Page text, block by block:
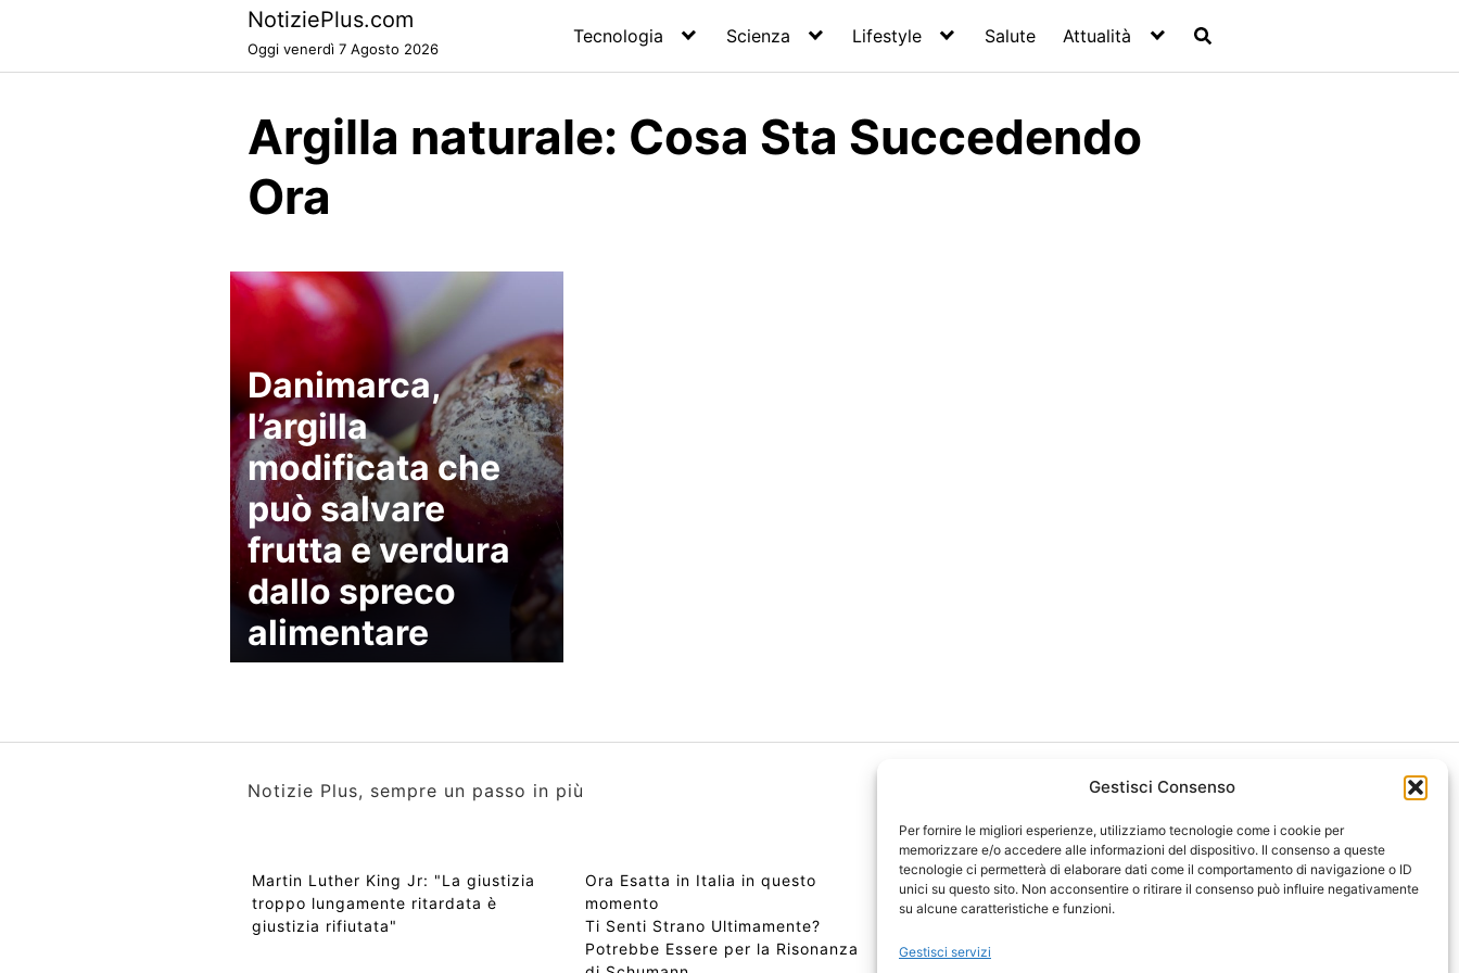
Gestisci Consenso
Per fornire le migliori esperienze, utilizziamo tecnologie come i cookie per
memorizzare e/o accedere alle informazioni del dispositivo. Il consenso a queste
tecnologie ci permetterà di elaborare dati come il comportamento di navigazione o ID
unici su questo sito. Non acconsentire o ritirare il consenso può influire negativamente
su alcune caratteristiche e funzioni.
Gestisci servizi
NotiziePlus.com
Oggi venerdì 7 Agosto 2026
Tecnologia Scienza Lifestyle Salute Attualità
Argilla naturale: Cosa Sta Succedendo
Ora
Danimarca,
l’argilla
modificata che
può salvare
frutta e verdura
dallo spreco
alimentare
Notizie Plus, sempre un passo in più
Martin Luther King Jr: "La giustizia
troppo lungamente ritardata è
giustizia rifiutata"
Ora Esatta in Italia in questo
momento
Ti Senti Strano Ultimamente?
Potrebbe Essere per la Risonanza
Copyright 2026 NotiziePlus.com
Edizioni Web4Star
📰 Contenuto Umano Verificato